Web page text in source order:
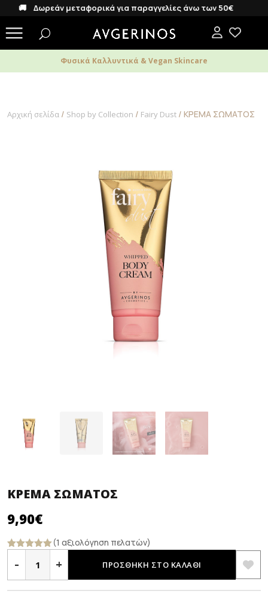
🚚 Δωρεάν μεταφορικά για παραγγελίες άνω των 50€
Φυσικά Καλλυντικά & Vegan Skincare
Αρχική σελίδα / Shop by Collection / Fairy Dust / ΚΡΕΜΑ ΣΩΜΑΤΟΣ
ΚΡΕΜΑ ΣΩΜΑΤΟΣ
9,90€
ηκε με 5.00
(1 αξιολόγηση πελατών)
-
ΚΡΕΜΑ
ΣΩΜΑΤΟΣ
ποσότητα
+ ΠΡΟΣΘΉΚΗ ΣΤΟ ΚΑΛΆΘΙ